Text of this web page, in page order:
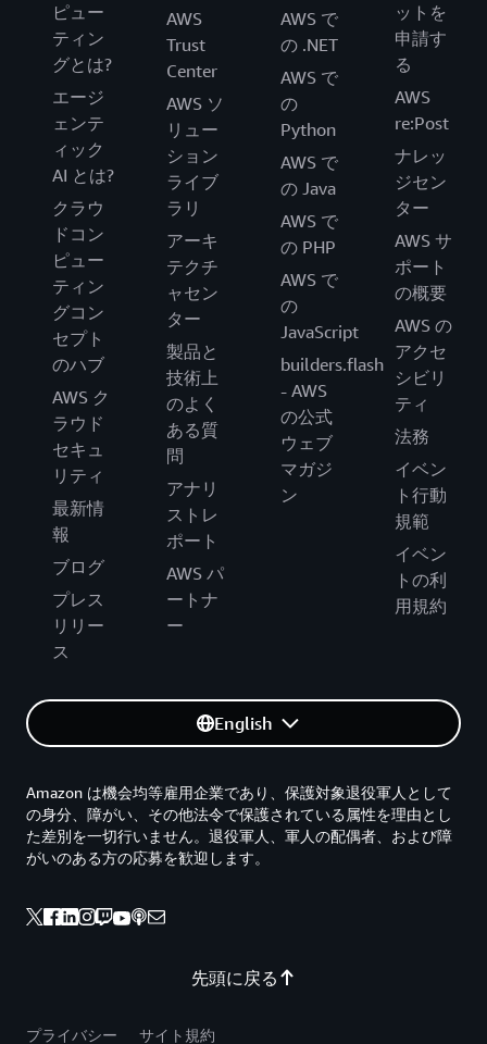
ピュー
ティン
グとは?
エージ
ェンテ
ィック
AI とは?
クラウ
ドコン
ピュー
ティン
グコン
セプト
のハブ
AWS ク
ラウド
セキュ
リティ
最新情
報
ブログ
プレス
リリー
ス
AWS
Trust
Center
AWS ソ
リュー
ション
ライブ
ラリ
アーキ
テクチ
ャセン
ター
製品と
技術上
のよく
ある質
問
アナリ
ストレ
ポート
AWS パ
ートナ
ー
AWS で
の .NET
AWS で
の
Python
AWS で
の Java
AWS で
の PHP
AWS で
の
JavaScript
builders.flash
- AWS
の公式
ウェブ
マガジ
ン
ットを
申請す
る
AWS
re:Post
ナレッ
ジセン
ター
AWS サ
ポート
の概要
AWS の
アクセ
シビリ
ティ
法務
イベン
ト行動
規範
イベン
トの利
用規約
English
先頭に戻る
Amazon は機会均等雇用企業であり、保護対象退役軍人として
の身分、障がい、その他法令で保護されている属性を理由とし
た差別を一切行いません。退役軍人、軍人の配偶者、および障
がいのある方の応募を歓迎します。
プライバシー サイト規約